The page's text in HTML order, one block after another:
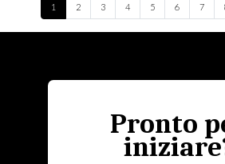
1 2 3 4 5 6 7
Pronto